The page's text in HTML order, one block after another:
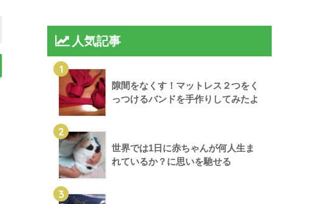
人気記事
1
隙間をなくす！マットレス２つをく
っつけるバンドを手作りしてみたよ
2
世界では1日に赤ちゃんが何人生ま
れているか？に思いを馳せる
3